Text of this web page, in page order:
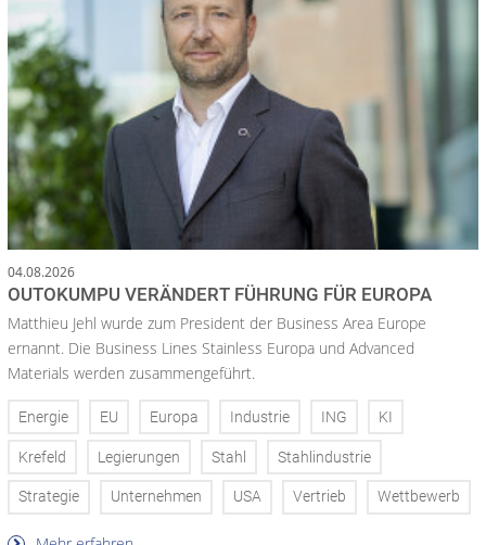
04.08.2026
OUTOKUMPU VERÄNDERT FÜHRUNG FÜR EUROPA
Matthieu Jehl wurde zum President der Business Area Europe
ernannt. Die Business Lines Stainless Europa und Advanced
Materials werden zusammengeführt.
Energie EU Europa Industrie ING KI
Krefeld Legierungen Stahl Stahlindustrie
Strategie Unternehmen USA Vertrieb Wettbewerb